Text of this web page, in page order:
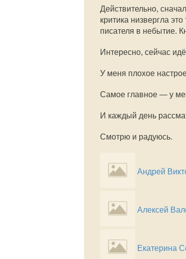
Действительно,
критика низвергла
писателя в небытие.
Интересно, сейчас
У меня плохое
Самое главное — у
И каждый день
Смотрю и радуюсь.
Андрей
Алексей
Екатерина